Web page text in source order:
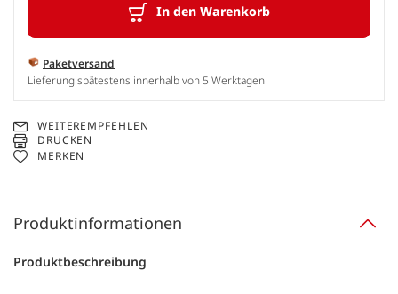
In den Warenkorb
Paketversand
Lieferung spätestens innerhalb von 5 Werktagen
WEITEREMPFEHLEN
DRUCKEN
MERKEN
Produktinformationen
Produktbeschreibung